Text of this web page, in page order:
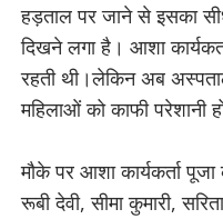
हड़ताल पर जाने से इसका
दिखने लगा है। आशा
रहती थी।लेकिन अब
महिलाओं को काफी परेशानी
मौके पर आशा कार्यकर्ता पूजा
रूबी देवी, सीमा कुमारी,